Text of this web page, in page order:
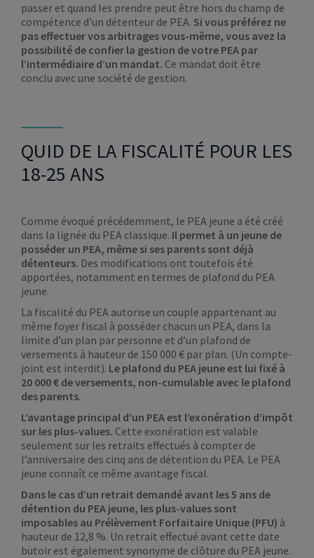
passer et quand les prendre peut être hors du champ de
compétence d’un détenteur de PEA. Si vous préférez ne
pas effectuer vos arbitrages vous-même, vous avez la
possibilité de confier la gestion de votre PEA par
l’intermédiaire d’un mandat. Ce mandat doit être
conclu avec une société de gestion.
QUID DE LA FISCALITÉ POUR LES
18-25 ANS
Comme évoqué précédemment, le PEA jeune a été créé
dans la lignée du PEA classique. Il permet à un jeune de
posséder un PEA, même si ses parents sont déjà
détenteurs. Des modifications ont toutefois été
apportées, notamment en termes de plafond du PEA
jeune.
La fiscalité du PEA autorise un couple appartenant au
même foyer fiscal à posséder chacun un PEA, dans la
limite d’un plan par personne et d’un plafond de
versements à hauteur de 150 000 € par plan. (Un compte-
joint est interdit). Le plafond du PEA jeune est lui fixé à
20 000 € de versements, non-cumulable avec le plafond
des parents.
L’avantage principal d’un PEA est l’exonération d’impôt
sur les plus-values. Cette exonération est valable
seulement sur les retraits effectués à compter de
l’anniversaire des cinq ans de détention du PEA. Le PEA
jeune connaît ce même avantage fiscal.
Dans le cas d’un retrait demandé avant les 5 ans de
détention du PEA jeune, les plus-values sont
imposables au Prélèvement Forfaitaire Unique (PFU) à
hauteur de 12,8 %. Un retrait effectué avant cette date
butoir est également synonyme de clôture du PEA jeune.